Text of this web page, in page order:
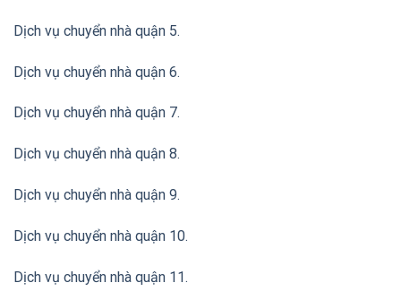
Dịch vụ chuyển nhà quận 5.
Dịch vụ chuyển nhà quận 6.
Dịch vụ chuyển nhà quận 7.
Dịch vụ chuyển nhà quận 8.
Dịch vụ chuyển nhà quận 9.
Dịch vụ chuyển nhà quận 10.
Dịch vụ chuyển nhà quận 11.